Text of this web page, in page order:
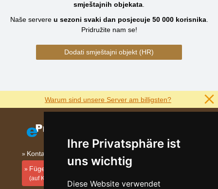
Ihre Privatsphäre ist
uns wichtig
Diese Website verwendet
smještajnih objekata
Naše servere u sezoni svaki dan posjecuje 50 000korisnika.
Pridružite nam se!
Dodati smještajni objekt (HR)
Warum sind unsere Server am billigsten?
Kontakt
Fügen Sie Ihre Unterkunft hinzu
(auf Kroatisch)